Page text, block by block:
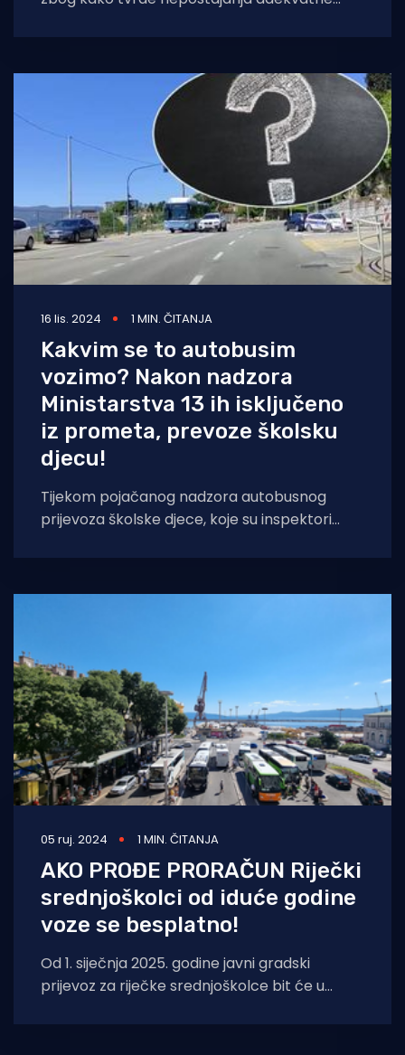
vica unutar
16 lis. 2024 1 MIN. ČITANJA
Kakvim se to autobusim
vozimo? Nakon nadzora
Ministarstva 13 ih isključeno
iz prometa, prevoze školsku
djecu!
Tijekom pojačanog nadzora autobusnog
prijevoza školske djece, koje su inspektori
prometa i infrastrukture provodili u periodu
05 ruj. 2024 1 MIN. ČITANJA
AKO PROĐE PRORAČUN Riječki
srednjoškolci od iduće godine
voze se besplatno!
Od 1. siječnja 2025. godine javni gradski
prijevoz za riječke srednjoškolce bit će u